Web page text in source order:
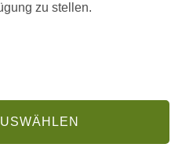
zu stellen.